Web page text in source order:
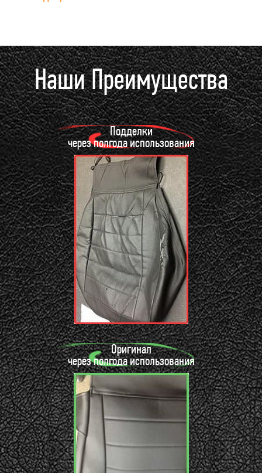
Наши Преимущества
Подделки
через полгода использования
Оригинал
через полгода использования